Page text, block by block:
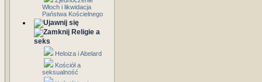
Włoch i likwidacja
Państwa Kościelnego
Religie a
seks
Heloiza i Abelard
Kościół a
seksualność